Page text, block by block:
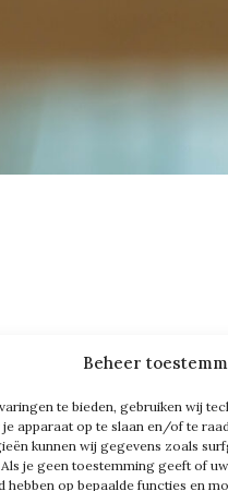
Beheer
te bieden, gebruiken wij
apparaat op te slaan en/of te
kunnen wij gegevens zoals
je geen toestemming geeft of
hebben op bepaalde functies en
die